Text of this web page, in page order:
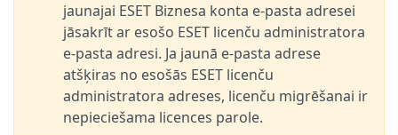
jaunajai ESET Biznesa konta e-pasta adresei
jāsakrīt ar esošo ESET licenču administratora
e-pasta adresi. Ja jaunā e-pasta adrese
atšķiras no esošās ESET licenču
administratora adreses, licenču migrēšanai ir
nepieciešama licences parole.